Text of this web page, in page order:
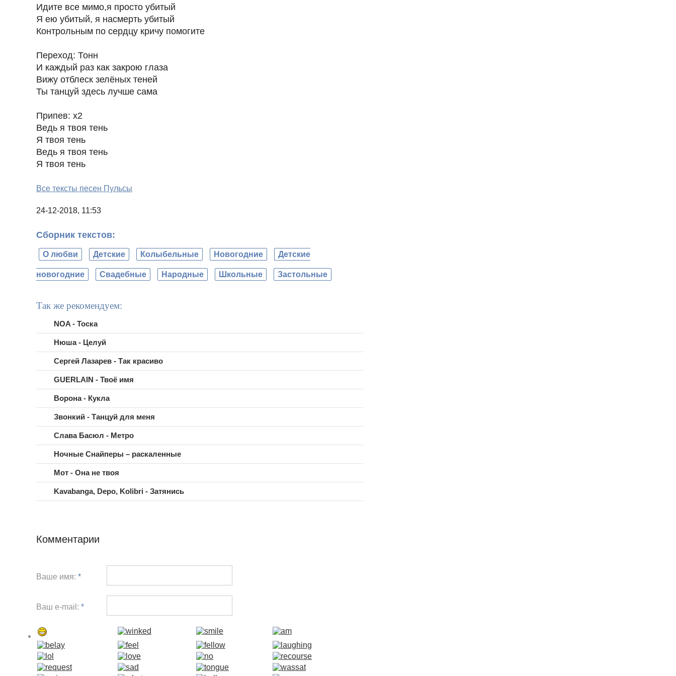
Идите все мимо,я просто убитый
Я ею убитый, я насмерть убитый
Контрольным по сердцу кричу помогите
Переход: Тонн
И каждый раз как закрою глаза
Вижу отблеск зелёных теней
Ты танцуй здесь лучше сама
Припев: x2
Ведь я твоя тень
Я твоя тень
Ведь я твоя тень
Я твоя тень
Все тексты песен Пульсы
24-12-2018, 11:53
Сборник текстов:
О любви Детские Колыбельные Новогодние Детские
новогодние Свадебные Народные Школьные Застольные
Так же рекомендуем:
NOA - Тоска
Нюша - Целуй
Сергей Лазарев - Так красиво
GUERLAIN - Твоё имя
Ворона - Кукла
Звонкий - Танцуй для меня
Слава Басюл - Метро
Ночные Снайперы – раскаленные
Мот - Она не твоя
Kavabanga, Depo, Kolibri - Затянись
Комментарии
Ваше имя: *
Ваш e-mail: *